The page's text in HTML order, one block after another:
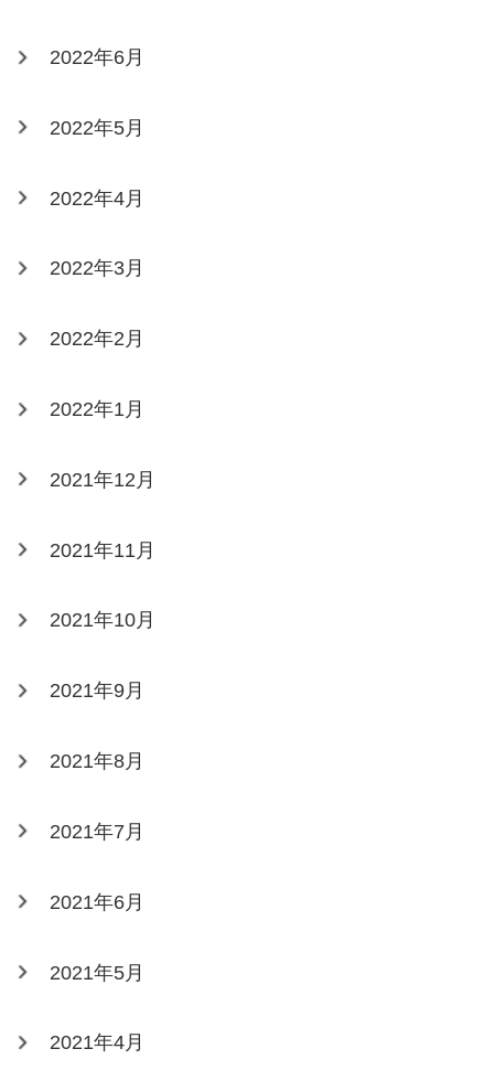
2022年6月
2022年5月
2022年4月
2022年3月
2022年2月
2022年1月
2021年12月
2021年11月
2021年10月
2021年9月
2021年8月
2021年7月
2021年6月
2021年5月
2021年4月